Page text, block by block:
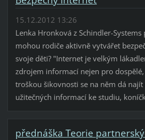
15.12.2012 13:26
Lenka Hronková z Schindler-Systems
mohou rodiče aktivně vytvářet
svoje děti? "Internet je velkým
zdrojem informací nejen pro
troškou šikovnosti se na něm dá
užitečných informací ke studiu,
přednáška Teorie